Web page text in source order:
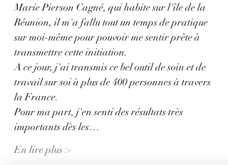
Marie Pierson Cagné, qui habite sur l'île de la
Réunion, il m'a fallu tout un temps de pratique
sur moi-même pour pouvoir me sentir prête à
transmettre cette initiation.
A ce jour, j'ai transmis ce bel outil de soin et de
travail sur soi à plus de 400 personnes à travers
la France.
Pour ma part, j'en senti des résultats très
importants dès les…
En lire plus >